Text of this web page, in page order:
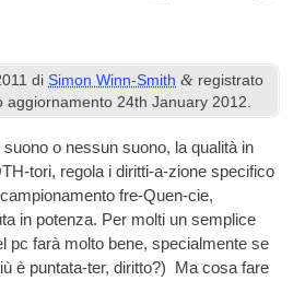
diSimon Winn-Smith & registrato
aggiornamento 24th January 2012
o nessun suono, la qualità in
tori, regola i diritti-a-zione specifico
fre-Quen-cie,
in potenza. Per molti un semplice
pc farà molto bene, specialmente se
è puntata-ter, diritto?) Ma cosa fare